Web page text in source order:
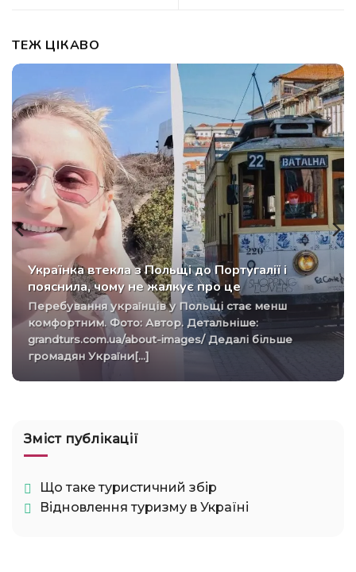
ТЕЖ ЦІКАВО
Українка втекла з Польщі до Португалії і
пояснила, чому не жалкує про це
Перебування українців у Польщі стає менш
комфортним. Фото: Автор. Детальніше:
grandturs.com.ua/about-images/ Дедалі більше
громадян України[...]
Зміст публікації
Що таке туристичний збір
Відновлення туризму в Україні